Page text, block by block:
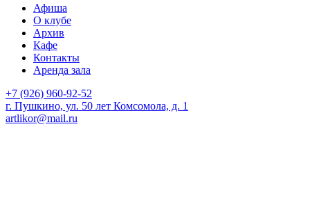
Афиша
О клубе
Архив
Кафе
Контакты
Аренда зала
+7 (926) 960-92-52
г. Пушкино, ул. 50 лет Комсомола, д. 1
artlikor@mail.ru